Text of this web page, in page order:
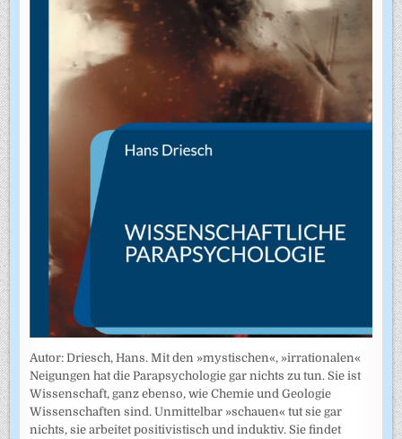
Autor: Driesch, Hans. Mit den »mystischen«, »irrationalen«
Neigungen hat die Parapsychologie gar nichts zu tun. Sie ist
Wissenschaft, ganz ebenso, wie Chemie und Geologie
Wissenschaften sind. Unmittelbar »schauen« tut sie gar
nichts, sie arbeitet positivistisch und induktiv. Sie findet